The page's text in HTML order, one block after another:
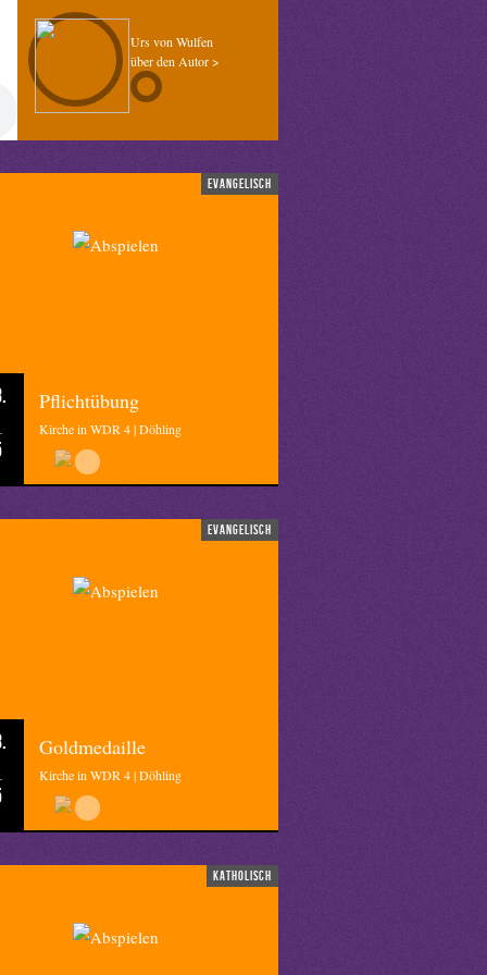
Urs von Wulfen
über den Autor >
evangelisch
Pflichtübung
Kirche in WDR 4 | Döhling
evangelisch
Goldmedaille
Kirche in WDR 4 | Döhling
katholisch